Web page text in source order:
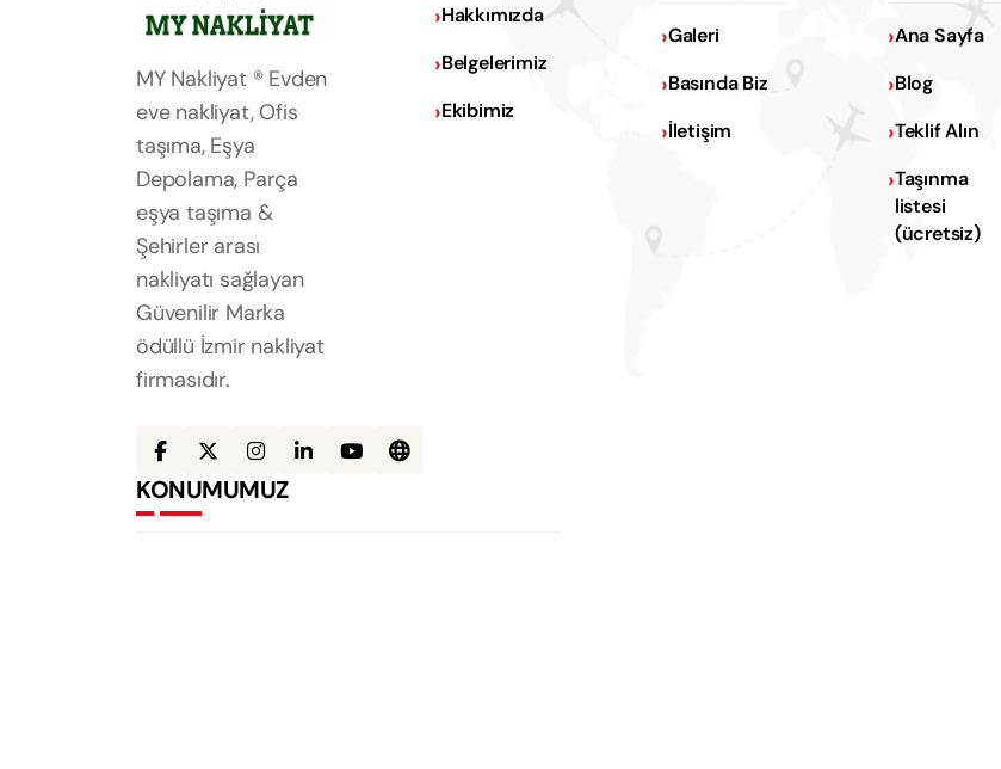
MY Nakliyat ® Evden
eve nakliyat, Ofis
taşıma, Eşya
Depolama, Parça
eşya taşıma &
Şehirler arası
nakliyatı sağlayan
Güvenilir Marka
ödüllü İzmir nakliyat
firmasıdır.
Hakkımızda
Belgelerimiz
Ekibimiz
Galeri
Basında Biz
İletişim
Ana Sayfa
Blog
Teklif Alın
Taşınma
listesi
(ücretsiz)
KONUMUMUZ